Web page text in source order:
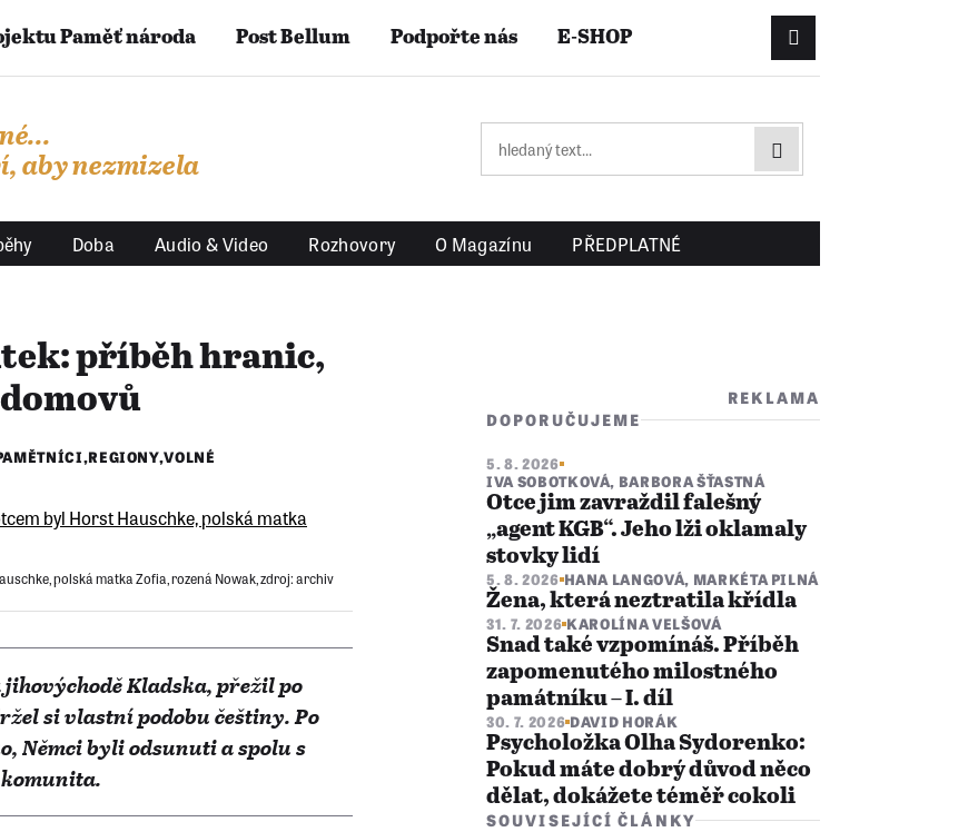
Paměť národa Post Bellum Podpořte nás E-SHOP
Přihlášení/
aby nezmizela
Doba Audio & Video Rozhovory O Magazínu PŘEDPLATNÉ
příběh hranic,
,REGIONY,VOLNÉ
polská matka Zofia, rozená Nowak, zdroj: archiv
Kladska, přežil po
si vlastní podobu češtiny. Po
Němci byli odsunuti a spolu s
REKLAMA
DOPORUČUJEME
5. 8. 2026
IVA SOBOTKOVÁ, BARBORA ŠŤASTNÁ
Otce jim zavraždil falešný
„agent KGB“. Jeho lži oklamaly
stovky lidí
5. 8. 2026 HANA LANGOVÁ, MARKÉTA PILNÁ
Žena, která neztratila křídla
31. 7. 2026 KAROLÍNA VELŠOVÁ
Snad také vzpomínáš. Příběh
zapomenutého milostného
památníku – I. díl
30. 7. 2026 DAVID HORÁK
Psycholožka Olha Sydorenko:
Pokud máte dobrý důvod něco
dělat, dokážete téměř cokoli
SOUVISEJÍCÍ ČLÁNKY